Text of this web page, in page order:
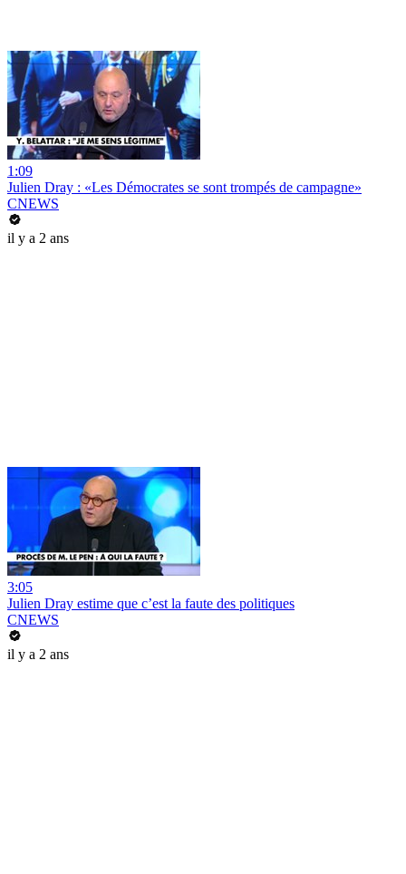
1:09
Julien Dray : «Les Démocrates se sont trompés de campagne»
CNEWS
il y a 2 ans
3:05
Julien Dray estime que c’est la faute des politiques
CNEWS
il y a 2 ans